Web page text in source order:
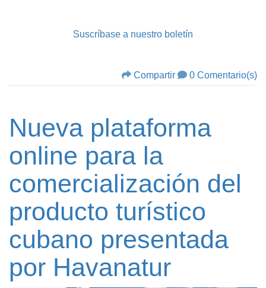
Suscríbase a nuestro boletín
Compartir 0 Comentario(s)
Nueva plataforma
online para la
comercialización del
producto turístico
cubano presentada
por Havanatur